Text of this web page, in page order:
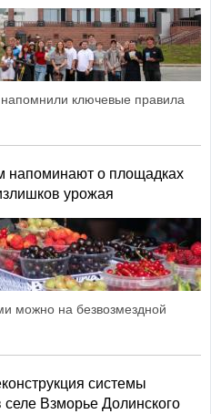
ключевые правила
напоминают о площадках
урожая
можно на безвозмездной
системы
Взморье Долинского